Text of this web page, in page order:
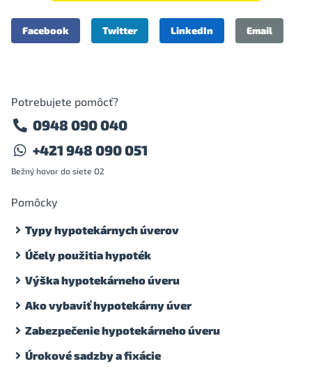
Facebook Twitter LinkedIn Email
Potrebujete pomôcť?
0948 090 040
+421 948 090 051
Bežný hovor do siete O2
Pomôcky
Typy hypotekárnych úverov
Účely použitia hypoték
Výška hypotekárneho úveru
Ako vybaviť hypotekárny úver
Zabezpečenie hypotekárneho úveru
Úrokové sadzby a fixácie